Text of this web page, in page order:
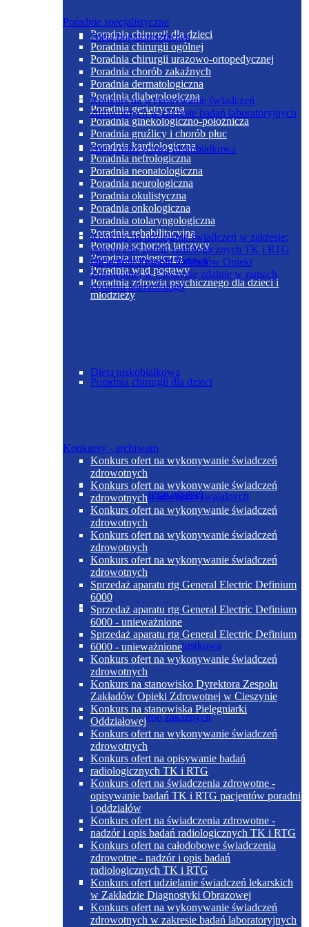
Poradnie specjalistyczne
Poradnia chirurgii dla dzieci
Poradnia chirurgii ogólnej
Poradnia chirurgii urazowo-ortopedycznej
Poradnia chorób zakaźnych
Poradnia dermatologiczna
Poradnia diabetologiczna
Poradnia geriatryczna
Poradnia ginekologiczno-położnicza
Poradnia gruźlicy i chorób płuc
Poradnia kardiologiczna
Poradnia nefrologiczna
Poradnia neonatologiczna
Poradnia neurologiczna
Poradnia okulistyczna
Poradnia onkologiczna
Poradnia otolaryngologiczna
Poradnia rehabilitacyjna
Poradnia schorzeń tarczycy
Poradnia urologiczna
Poradnia wad postawy
Poradnia zdrowia psychicznego dla dzieci i
młodzieży
Poradnia chirurgii dla dzieci
Poradnia chirurgii ogólnej
Poradnia chirurgii urazowo-ortopedycznej
Poradnia chorób zakaźnych
Poradnia dermatologiczna
Dieta bogatoresztkowa
Dieta cukrzycowa niskobiałkowa
Dieta kleikowo-sucharowa
Dieta niskobiałkowa
Dieta niskoelektrolitowa normobiałkowa z
ograniczeniem łatwoprzyswajalnych
węglowodanów
Dieta cukrzycowo-trzustkowa
Dieta papkowata
Dieta płynna
Konkurs na wykonywanie świadczeń
zdrowotnych w zakresie badań laboratoryjnych
Konkurs na udzielanie świadczeń w zakresie:
opisywanie badań radiologicznych TK i RTG
pacjentów Zespołu Zakładów Opieki
Zdrowotnej w Cieszynie zdalnie w ramach
systemu teleradiologii
Konkursy - archiwum
Konkurs ofert na wykonywanie świadczeń
zdrowotnych
Konkurs ofert na wykonywanie świadczeń
zdrowotnych
Konkurs ofert na wykonywanie świadczeń
zdrowotnych
Konkurs ofert na wykonywanie świadczeń
zdrowotnych
Konkurs ofert na wykonywanie świadczeń
zdrowotnych
Sprzedaż aparatu rtg General Electric Definium
6000
Sprzedaż aparatu rtg General Electric Definium
6000 - unieważnione
Sprzedaż aparatu rtg General Electric Definium
6000 - unieważnione
Konkurs ofert na wykonywanie świadczeń
zdrowotnych
Konkurs na stanowisko Dyrektora Zespołu
Zakładów Opieki Zdrowotnej w Cieszynie
Konkurs na stanowiska Pielęgniarki
Oddziałowej
Konkurs ofert na wykonywanie świadczeń
zdrowotnych
Konkurs ofert na opisywanie badań
radiologicznych TK i RTG
Konkurs ofert na świadczenia zdrowotne -
opisywanie badań TK i RTG pacjentów poradni
i oddziałów
Konkurs ofert na świadczenia zdrowotne -
nadzór i opis badań radiologicznych TK i RTG
Konkurs ofert na całodobowe świadczenia
zdrowotne - nadzór i opis badań
radiologicznych TK i RTG
Konkurs ofert udzielanie świadczeń lekarskich
w Zakładzie Diagnostyki Obrazowej
Konkurs ofert na wykonywanie świadczeń
zdrowotnych w zakresie badań laboratoryjnych